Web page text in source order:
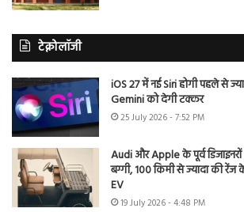
टेक्नोलॉजी
iOS 27 में नई Siri होगी पहले से
Gemini को देगी टक्कर
25 July 2026 - 7:52 PM
Audi और Apple के पूर्व डिजाइनरों
बग्गी, 100 किमी से ज्यादा की
EV
19 July 2026 - 4:48 PM